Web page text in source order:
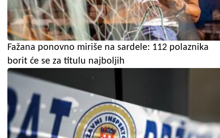
Fažana ponovno miriše na sardele: 112 polaznika
borit će se za titulu najboljih